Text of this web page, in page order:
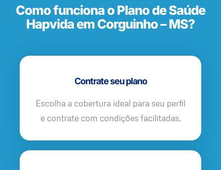
Como funciona o Plano de Saúde
Hapvida em Corguinho – MS?
Contrate seu plano
Escolha a cobertura ideal para seu perfil
e contrate com condições facilitadas.